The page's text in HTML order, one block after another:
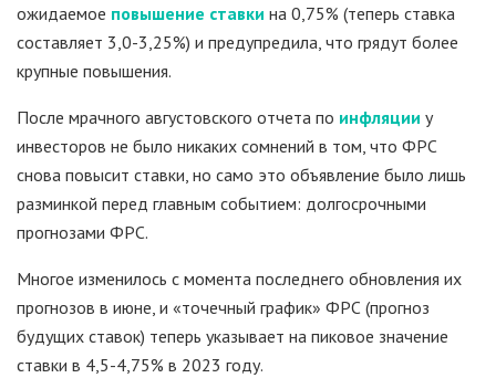
ожидаемое повышение ставки на 0,75% (теперь ставка
составляет 3,0-3,25%) и предупредила, что грядут более
крупные повышения.
После мрачного августовского отчета по инфляции у
инвесторов не было никаких сомнений в том, что ФРС
снова повысит ставки, но само это объявление было лишь
разминкой перед главным событием: долгосрочными
прогнозами ФРС.
Многое изменилось с момента последнего обновления их
прогнозов в июне, и «точечный график» ФРС (прогноз
будущих ставок) теперь указывает на пиковое значение
ставки в 4,5-4,75% в 2023 году.